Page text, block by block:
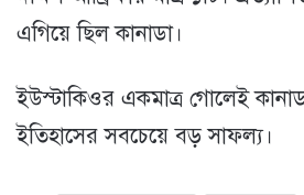
এগিয়ে ছিল কানাডা।
ইউস্টাকিওর একমাত্র গোলেই
ইতিহাসের সবচেয়ে বড় সাফল্য।